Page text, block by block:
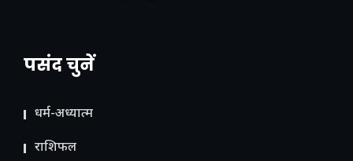
पसंद चुनें
धर्म-अध्यात्म
राशिफल